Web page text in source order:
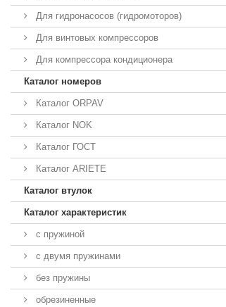
Для гидронасосов (гидромоторов)
Для винтовых компрессоров
Для компрессора кондиционера
Каталог номеров
Каталог ORPAV
Каталог NOK
Каталог ГОСТ
Каталог ARIETE
Каталог втулок
Каталог характеристик
с пружиной
с двумя пружинами
без пружины
обрезиненные